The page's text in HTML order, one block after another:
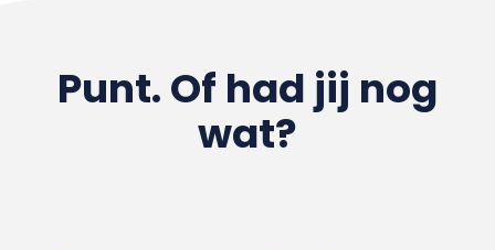
Punt. Of had jij nog
wat?